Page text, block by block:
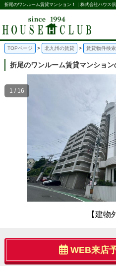
折尾のワンルーム賃貸マンション！｜株式会社ハウス
TOPページ 北九州の賃貸 賃貸物件検索
折尾のワンルーム賃貸マンション
【建物
1 / 16
WEB来店